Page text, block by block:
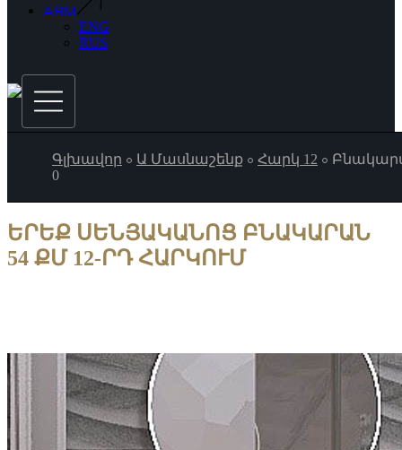
ARM
ENG
RUS
Գլխավոր Ա Մասնաշենք Հարկ 12
0
ԵՐԵՔ ՍԵՆՅԱԿԱՆՈՑ ԲՆԱԿԱՐԱՆ
54 ՔՄ 12-ՐԴ ՀԱՐԿՈՒՄ